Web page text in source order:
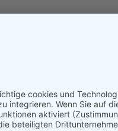
gezogen, sein Vater -
von seltsamen Gestalten
unglaublichen Geheimnis
aus der Feder von Monica M.
eigenen Komposition dieser